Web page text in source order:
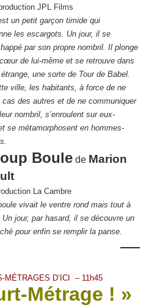
JPL Films
un petit garçon timide qui
les escargots. Un jour, il se
par son propre nombril. Il plonge
de lui-même et se retrouve dans
une sorte de Tour de Babel.
ville, les habitants, à force de ne
cas des autres et de ne communiquer
nombril, s’enroulent sur eux-
se métamorphosent en hommes-
Boule de Marion
La Cambre
vivait le ventre rond mais tout à
jour, par hasard, il se découvre un
pour enfin se remplir la panse.
—
MÉTRAGES D’ICI – 11h45
Métrage ! »